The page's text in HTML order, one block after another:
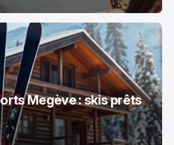
Megève : skis prêts